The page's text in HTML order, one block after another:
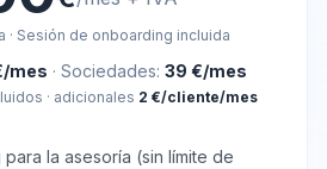
· Sesión de onboarding incluida
mes · Sociedades: 39 €/mes
· adicionales 2 €/cliente/mes
para la asesoría (sin límite de